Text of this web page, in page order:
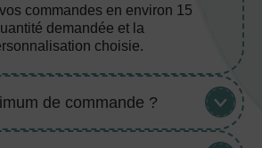
commandes en environ 15
demandée et la
choisie.
de commande ?